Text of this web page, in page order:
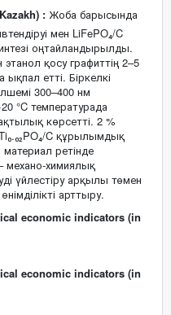
: Жоба барысында
мен LiFePO₄/C
оңтайландырылды.
қосу графиттің 2–5
етті. Біркелкі
300–400 нм
°C температурада
көрсетті. 2 %
C құрылымдық
материал ретінде
химиялық
үйлестіру арқылы төмен
арттыру.
economic indicators (in
economic indicators (in